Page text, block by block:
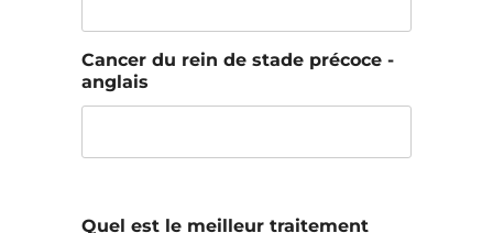
Cancer du rein de stade précoce -
anglais
Quel est le meilleur traitement